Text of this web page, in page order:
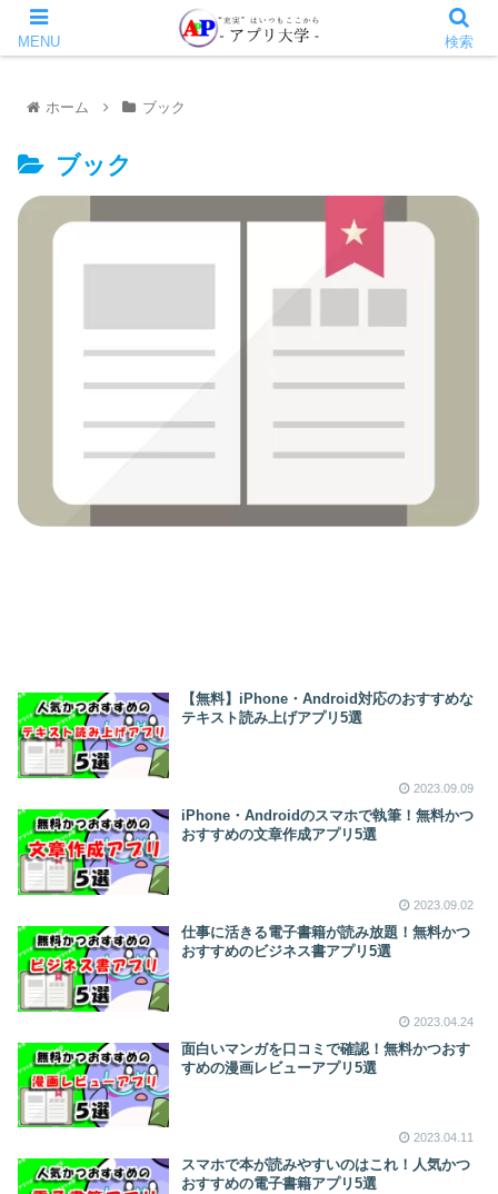
ホーム ブック
ブック
【無料】iPhone・Android対応のおすすめな
テキスト読み上げアプリ5選
2023.09.09
iPhone・Androidのスマホで執筆！無料かつ
おすすめの文章作成アプリ5選
2023.09.02
仕事に活きる電子書籍が読み放題！無料かつ
おすすめのビジネス書アプリ5選
2023.04.24
面白いマンガを口コミで確認！無料かつおす
すめの漫画レビューアプリ5選
2023.04.11
スマホで本が読みやすいのはこれ！人気かつ
おすすめの電子書籍アプリ5選
MENU 検索